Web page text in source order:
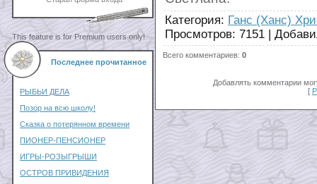
This feature is for Premium users only!
Последнее прочитанное
РЫБЬИ ДЕЛА
Позор на всю школу!
Сказка о потерянном времени
ПИОНЕР-ПЕНСИОНЕР
ИГРЫ-РОЗЫГРЫШИ
ОСТРОВ ПРИВИДЕНИЯ
Категория: Ганс (Ханс)
Просмотров: 7151 |
Всего комментариев: 0
Добавлять комментарии
[